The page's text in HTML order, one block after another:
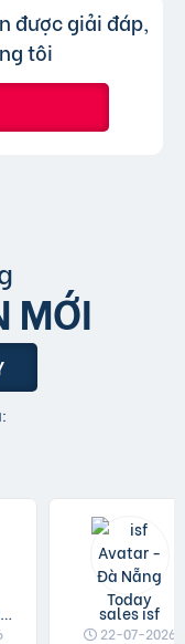
nhận các
được giải đáp,
tôi
MỚI
Kumisai Máy Rửa Xe sales isf
22-07-2026